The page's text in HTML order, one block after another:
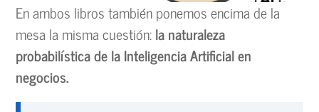
En ambos libros también ponemos encima de la
mesa la misma cuestión:la naturaleza
probabilística de la Inteligencia Artificial en
negocios.